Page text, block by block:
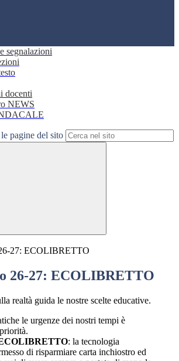
segnalazioni
docenti
NEWS
pagine del sito
27: ECOLIBRETTO
26-27: ECOLIBRETTO
realtà guida le nostre scelte educative.
le urgenze dei nostri tempi è
: la tecnologia
di risparmiare carta inchiostro ed